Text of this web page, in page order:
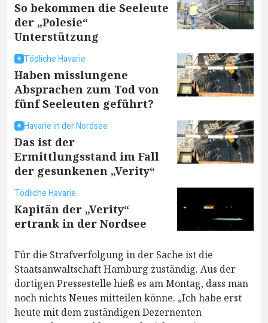
So bekommen die Seeleute
der „Polesie“
Unterstützung
Tödliche Havarie
Haben misslungene
Absprachen zum Tod von
fünf Seeleuten geführt?
Havarie in der Nordsee
Das ist der
Ermittlungsstand im Fall
der gesunkenen „Verity“
Tödliche Havarie
Kapitän der „Verity“
ertrank in der Nordsee
Für die Strafverfolgung in der Sache ist die
Staatsanwaltschaft Hamburg zuständig. Aus der
dortigen Pressestelle hieß es am Montag, dass man
noch nichts Neues mitteilen könne. „Ich habe erst
heute mit dem zuständigen Dezernenten